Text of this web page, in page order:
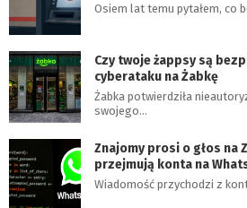
Osiem lat temu pytałem, co
Czy twoje żappsy są
cyberataku na Żabkę
Żabka potwierdziła
swojego…
Znajomy prosi o głos na
przejmują konta na
Wiadomość przychodzi z